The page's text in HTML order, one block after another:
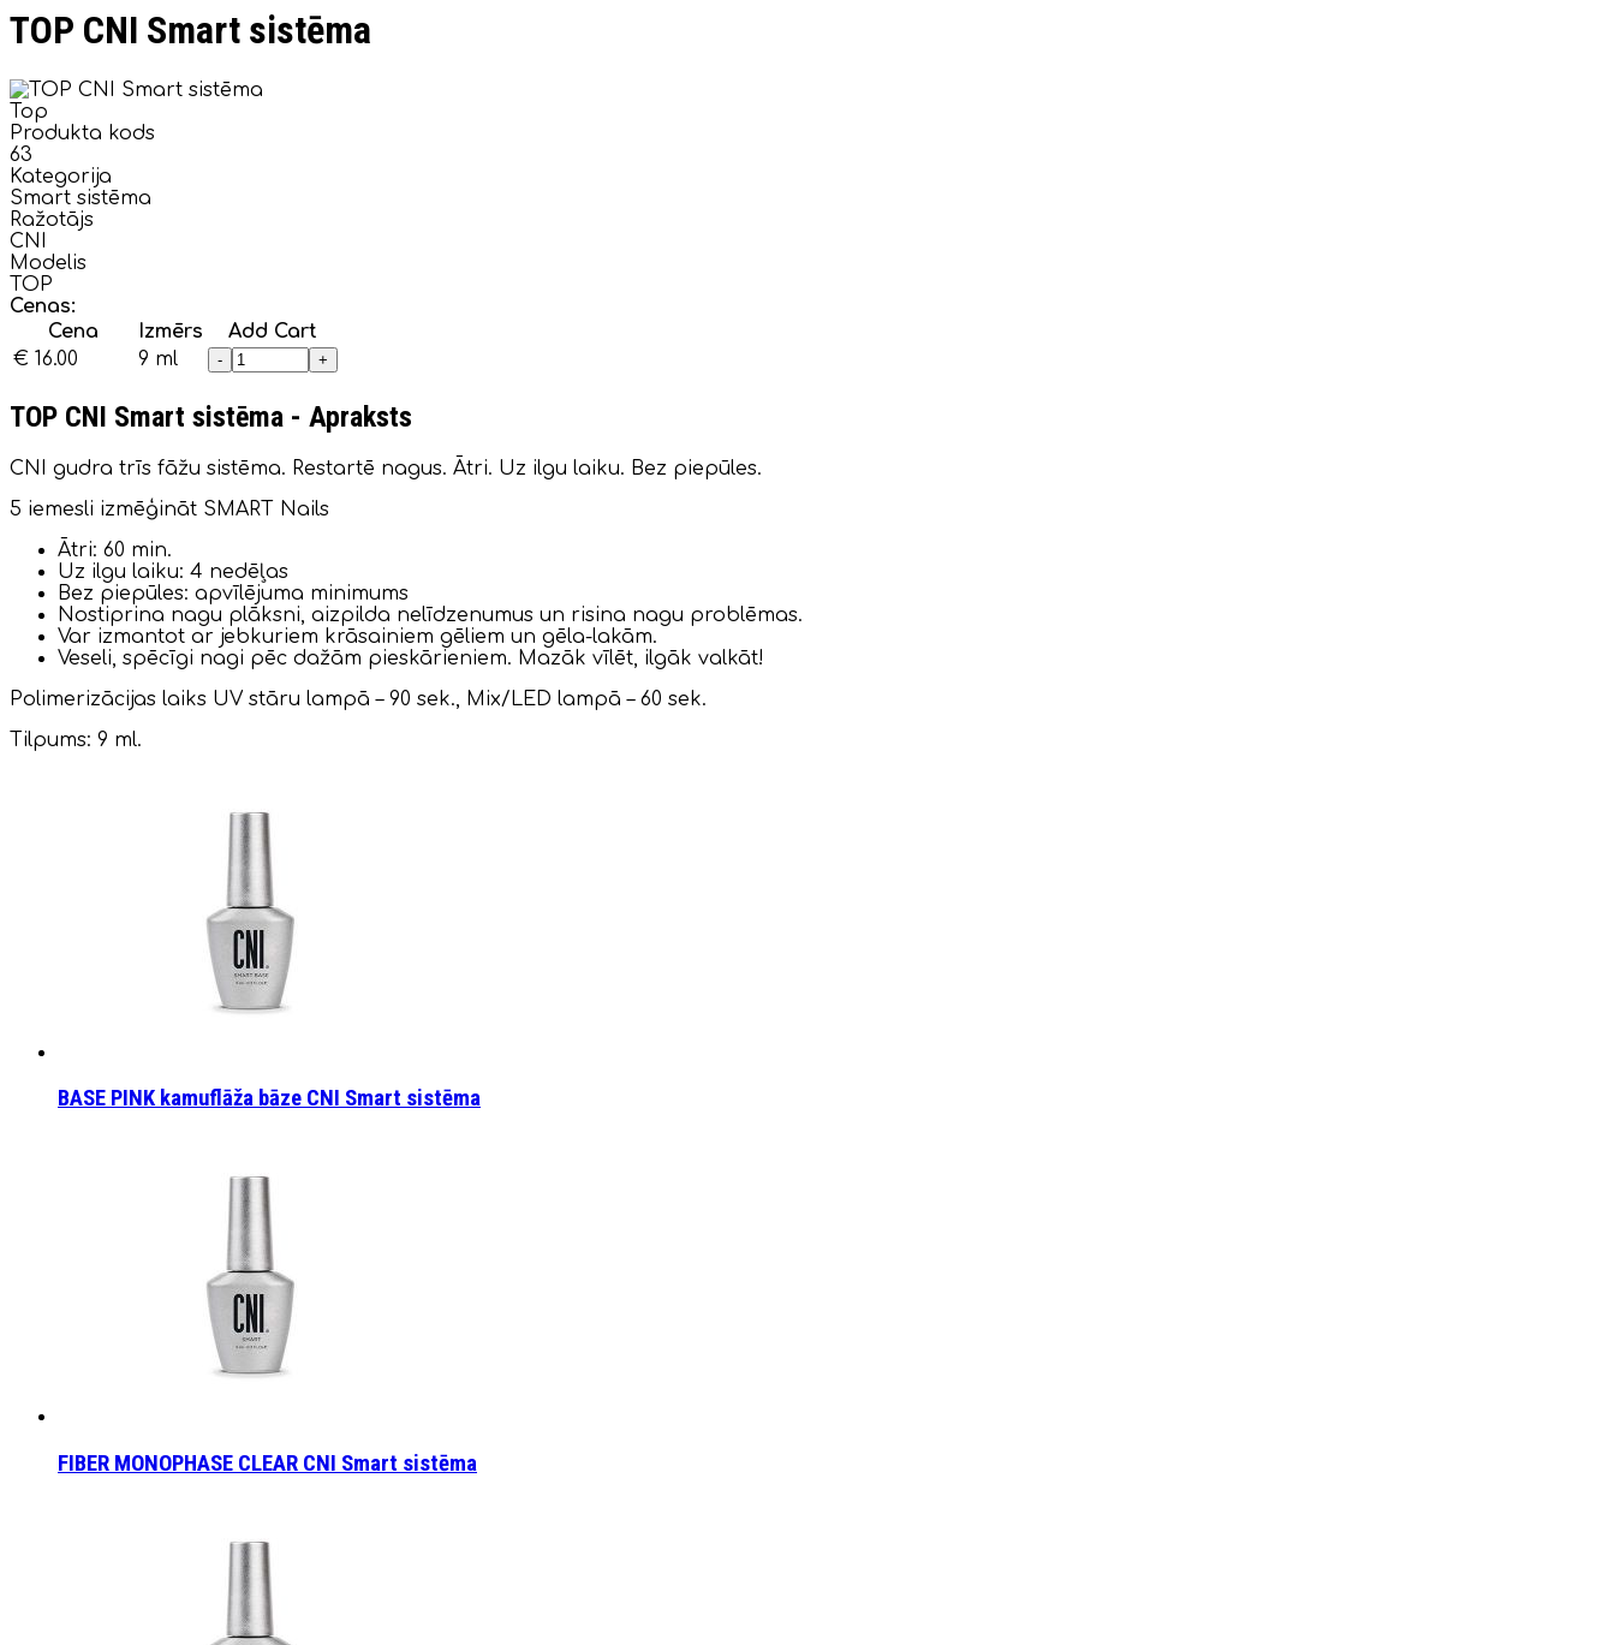
TOP CNI Smart sistēma
Top
Produkta kods
63
Kategorija
Smart sistēma
Ražotājs
CNI
Modelis
TOP
Cenas:
Cena
Izmērs
Add Cart
€ 16.00
9 ml - +
TOP CNI Smart sistēma - Apraksts
CNI gudra trīs fāžu sistēma. Restartē nagus. Ātri. Uz ilgu laiku. Bez piepūles.
5 iemesli izmēģināt SMART Nails
Ātri: 60 min.
Uz ilgu laiku: 4 nedēļas
Bez piepūles: apvīlējuma minimums
Nostiprina nagu plāksni, aizpilda nelīdzenumus un risina nagu problēmas.
Var izmantot ar jebkuriem krāsainiem gēliem un gēla-lakām.
Veseli, spēcīgi nagi pēc dažām pieskārieniem. Mazāk vīlēt, ilgāk valkāt!
Polimerizācijas laiks UV stāru lampā – 90 sek., Mix/LED lampā – 60 sek.
Tilpums: 9 ml.
BASE PINK kamuflāža bāze CNI Smart sistēma
FIBER MONOPHASE CLEAR CNI Smart sistēma